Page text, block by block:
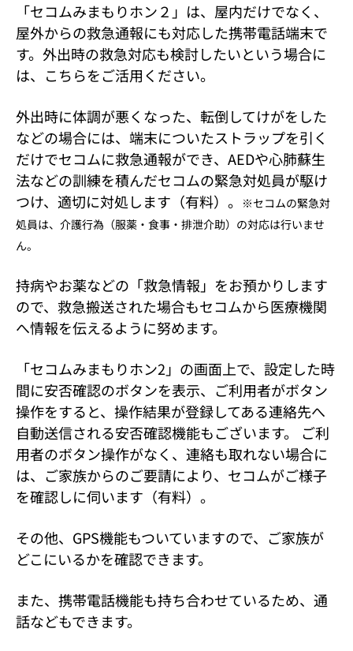
「セコムみまもりホン２」は、屋内だけでなく、
屋外からの救急通報にも対応した携帯電話端末で
す。外出時の救急対応も検討したいという場合に
は、こちらをご活用ください。
外出時に体調が悪くなった、転倒してけがをした
などの場合には、端末についたストラップを引く
だけでセコムに救急通報ができ、AEDや心肺蘇生
法などの訓練を積んだセコムの緊急対処員が駆け
つけ、適切に対処します（有料）。
※セコムの緊急対
処員は、介護行為（服薬・食事・排泄介助）の対応は行いませ
ん。
持病やお薬などの「救急情報」をお預かりします
ので、救急搬送された場合もセコムから医療機関
へ情報を伝えるように努めます。
「セコムみまもりホン2」の画面上で、設定した時
間に安否確認のボタンを表示、ご利用者がボタン
操作をすると、操作結果が登録してある連絡先へ
自動送信される安否確認機能もございます。 ご利
用者のボタン操作がなく、連絡も取れない場合に
は、ご家族からのご要請により、セコムがご様子
を確認しに伺います（有料）。
その他、GPS機能もついていますので、ご家族が
どこにいるかを確認できます。
また、携帯電話機能も持ち合わせているため、通
話などもできます。